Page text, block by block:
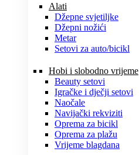
Alati
Džepne svjetiljke
Džepni nožići
Metar
Setovi za auto/bicikl
Hobi i slobodno vrijeme
Beauty setovi
Igračke i dječji setovi
Naočale
Navijački rekviziti
Oprema za bicikl
Oprema za plažu
Vrijeme blagdana